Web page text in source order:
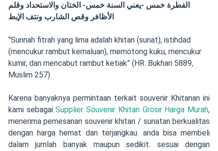
الفطرة خمس -يعني السنة خمس- الختان والاستحداد وقلم
الأظافر وقص الشارب ونتف الإبط
“Sunnah fitrah yang lima adalah khitan (sunat), istihdad
(mencukur rambut kemaluan), memotong kuku, mencukur
kumir, dan mencabut rambut ketiak” (HR. Bukhari 5889,
Muslim 257)
Karena banyaknya permintaan terkait souvenir Khitanan ini
kami sebagaiSupplier Souvenir Khitan Grosir Harga Murah,
menerima pemesanan souvenir khitan / sunatan berkualitas
dengan harga hemat dan terjangkau. anda bisa membeli
dalam jumlah banyak maupun sedikit. sesuai dengan